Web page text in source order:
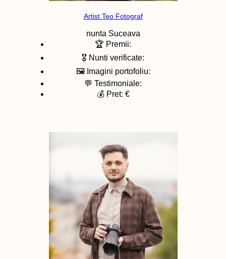
Artist Teo Fotograf
nunta Suceava
🏆 Premii:
🎖️ Nunti verificate:
🖼️ Imagini portofoliu:
💬 Testimoniale:
💰 Pret: €